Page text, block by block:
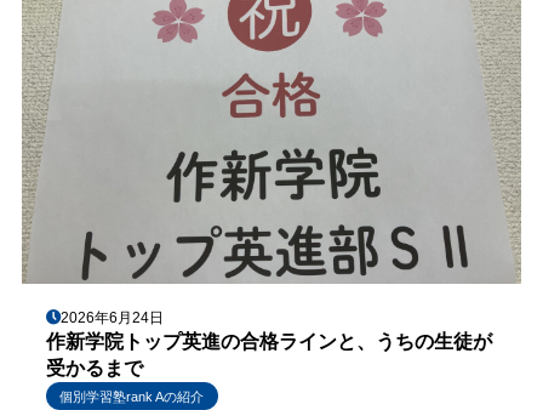
2026年6月24日
作新学院トップ英進の合格ラインと、うちの生徒が
受かるまで
個別学習塾rank Aの紹介